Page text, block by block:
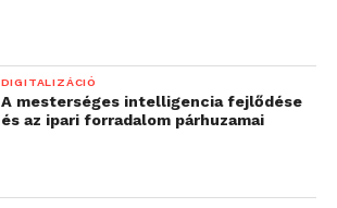
DIGITALIZÁCIÓ
A mesterséges intelligencia fejlődése
és az ipari forradalom párhuzamai